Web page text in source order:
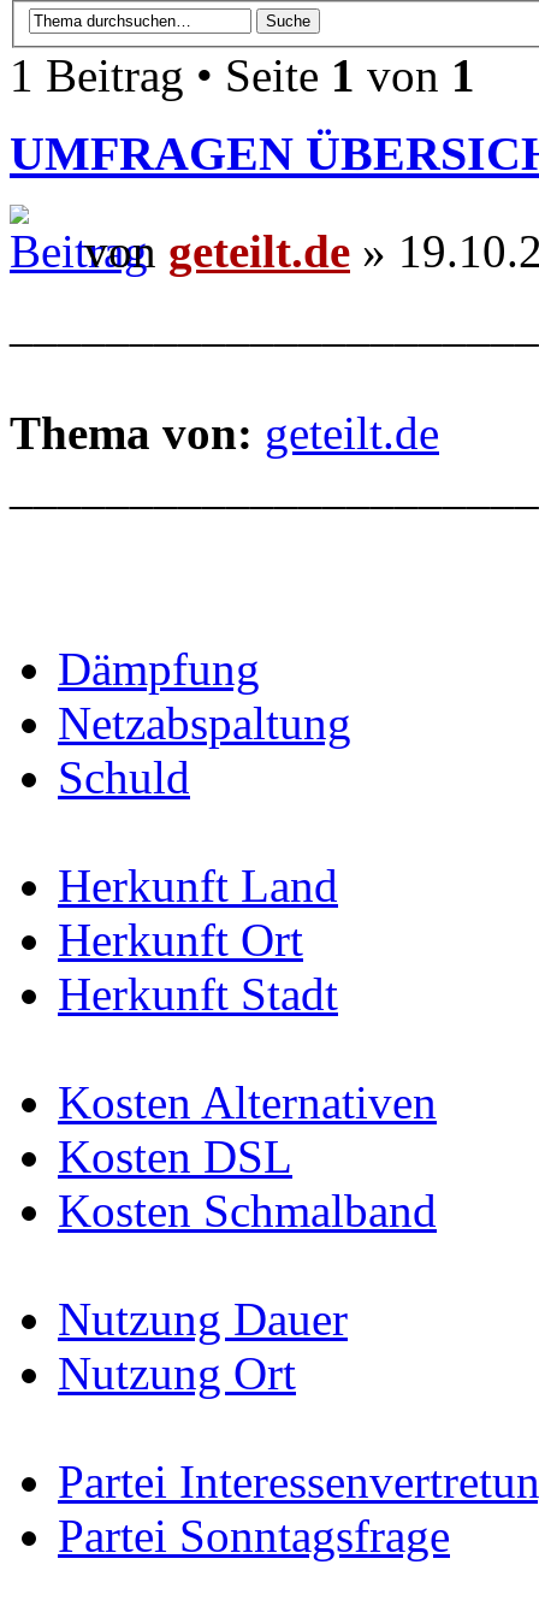
1 Beitrag • Seite 1 von 1
UMFRAGEN
von geteilt.de »
Thema von: geteilt.de
Dämpfung
Netzabspaltung
Schuld
Herkunft Land
Herkunft Ort
Herkunft Stadt
Kosten Alternativen
Kosten DSL
Kosten Schmalband
Nutzung Dauer
Nutzung Ort
Partei
Partei Sonntagsfrage